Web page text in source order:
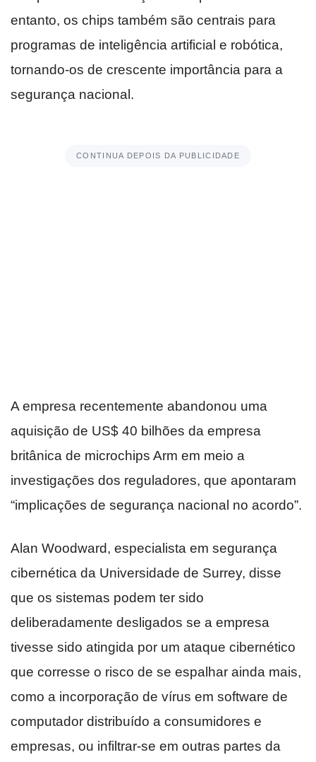
entanto, os chips também são centrais para
programas de inteligência artificial e robótica,
tornando-os de crescente importância para a
segurança nacional.
CONTINUA DEPOIS DA PUBLICIDADE
A empresa recentemente abandonou uma
aquisição de US$ 40 bilhões da empresa
britânica de microchips Arm em meio a
investigações dos reguladores, que apontaram
“implicações de segurança nacional no acordo”.
Alan Woodward, especialista em segurança
cibernética da Universidade de Surrey, disse
que os sistemas podem ter sido
deliberadamente desligados se a empresa
tivesse sido atingida por um ataque cibernético
que corresse o risco de se espalhar ainda mais,
como a incorporação de vírus em software de
computador distribuído a consumidores e
empresas, ou infiltrar-se em outras partes da